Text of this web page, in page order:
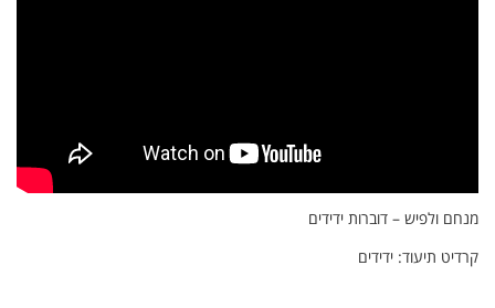
מנחם ולפיש – דוברות ידידים
קרדיט תיעוד: ידידים